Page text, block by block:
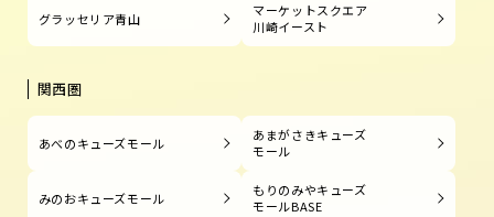
グラッセリア青山
マーケットスクエア
川崎イースト
関西圏
あべのキューズモール
あまがさきキューズ
モール
みのおキューズモール
もりのみやキューズ
モールBASE